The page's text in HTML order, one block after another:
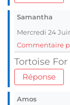
Samantha
Mercredi 24
Commentaire
Tortoise
Réponse
Amos